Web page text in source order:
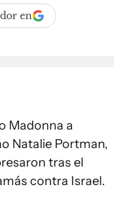
en
Madonna a
Natalie Portman,
tras el
contra Israel.